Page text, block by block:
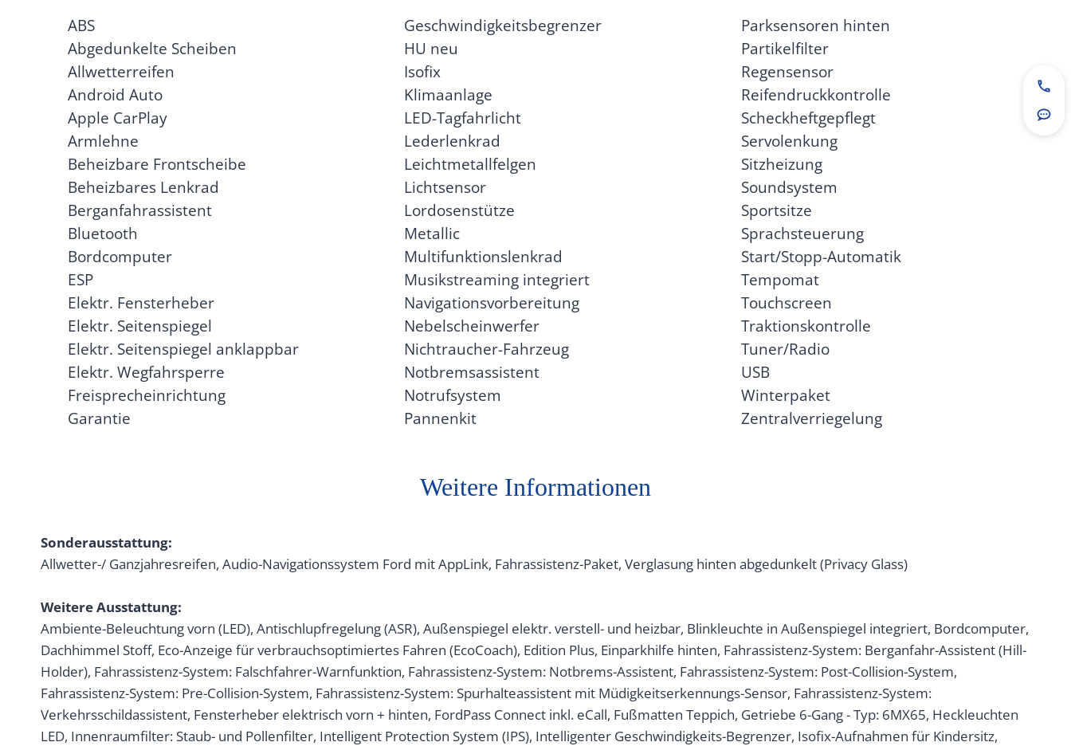
ABS
Abgedunkelte Scheiben
Allwetterreifen
Android Auto
Apple CarPlay
Armlehne
Beheizbare Frontscheibe
Beheizbares Lenkrad
Berganfahrassistent
Bluetooth
Bordcomputer
ESP
Elektr. Fensterheber
Elektr. Seitenspiegel
Elektr. Seitenspiegel anklappbar
Elektr. Wegfahrsperre
Freisprecheinrichtung
Garantie
Geschwindigkeitsbegrenzer
HU neu
Isofix
Klimaanlage
LED-Tagfahrlicht
Lederlenkrad
Leichtmetallfelgen
Lichtsensor
Lordosenstütze
Metallic
Multifunktionslenkrad
Musikstreaming integriert
Navigationsvorbereitung
Nebelscheinwerfer
Nichtraucher-Fahrzeug
Notbremsassistent
Notrufsystem
Pannenkit
Parksensoren hinten
Partikelfilter
Regensensor
Reifendruckkontrolle
Scheckheftgepflegt
Servolenkung
Sitzheizung
Soundsystem
Sportsitze
Sprachsteuerung
Start/Stopp-Automatik
Tempomat
Touchscreen
Traktionskontrolle
Tuner/Radio
USB
Winterpaket
Zentralverriegelung
Weitere Informationen
Sonderausstattung:
Allwetter-/ Ganzjahresreifen, Audio-Navigationssystem Ford mit AppLink, Fahrassistenz-Paket, Verglasung hinten abgedunkelt (Privacy Glass)
Weitere Ausstattung:
Ambiente-Beleuchtung vorn (LED), Antischlupfregelung (ASR), Außenspiegel elektr. verstell- und heizbar, Blinkleuchte in Außenspiegel integriert, Bordcomputer,
Dachhimmel Stoff, Eco-Anzeige für verbrauchsoptimiertes Fahren (EcoCoach), Edition Plus, Einparkhilfe hinten, Fahrassistenz-System: Berganfahr-Assistent (Hill-
Holder), Fahrassistenz-System: Falschfahrer-Warnfunktion, Fahrassistenz-System: Notbrems-Assistent, Fahrassistenz-System: Post-Collision-System,
Fahrassistenz-System: Pre-Collision-System, Fahrassistenz-System: Spurhalteassistent mit Müdigkeitserkennungs-Sensor, Fahrassistenz-System:
Verkehrsschildassistent, Fensterheber elektrisch vorn + hinten, FordPass Connect inkl. eCall, Fußmatten Teppich, Getriebe 6-Gang - Typ: 6MX65, Heckleuchten
LED, Innenraumfilter: Staub- und Pollenfilter, Intelligent Protection System (IPS), Intelligenter Geschwindigkeits-Begrenzer, Isofix-Aufnahmen für Kindersitz,